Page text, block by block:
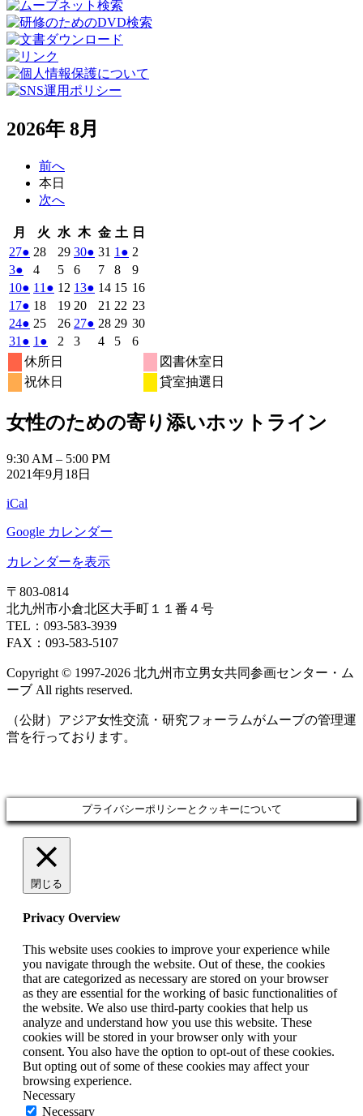
2026年 8月
前へ
本日
次へ
月
曜
日
火 火
曜
日
水 水
曜
日
木木
曜
日
金金
曜
日
土 土
曜
日
日
272026
年
7
月
27
日
● (1
件
の
イ
ベ
ン
ト)
282026
7
月
日
292026
年
7
月
29
日
302026
7
月
30
日
● (1
件
の
イ
ベ
ン
31 2026
年
7
月
31
日
1 2026
年
8
月
1
日
● (1
件
の
イ
ベ
ン
ト)
2
年
8
月
2
日
32026
年
8
月
3
日
●
件
の
イ
ベ
ン
ト)
42026
年
8
月
4
日
52026
年
8
月
5
日
62026
年
8
月
6
日
72026
年
8
月
7
日
82026
年
8
月
8
日
92026
年
8
月
9
日
102026
年
8
月
10
日
● (1
件
の
イ
ベ
ン
ト)
11 2026
11
日
● (1
件
の
イ
ベ
ン
ト)
12 2026
年
8
月
12
132026
年
8
月
● (1
件
の
イ
142026
年
8
月
14
152026
年
8
月
15
162026
8
16
172026
年
8
月
17
日
● (1
件
の
イ
ベ
ン
182026
月
18
日
192026
年
8
202026
年
21 2026
年
8
22 2026
年
232026
年
月
242026
年
8
月
24
● (1
件
の
イ
ベ
ト)
252026
年
8
月
25
262026
年
272026
● (1
件
ト)
282026
年
292026
年
302026
8
月
31 2026
年
8
月
日
● (1
件
の
イ
ン
1 2026
年
9
月
日
●
件
の
イ
ン
2 2026
日
32026
日
42026
日
52026
日
62026
年
9
日
休所日
図書休室日
祝休日
貸室抽選日
女性のための寄り添いホットライン
女
性
た
め
寄
添
い
ホ
ッ
ラ
ン
9:30 AM – 5:00 PM
2021年9月18日
iCal
Google カレンダー
カレンダーを表示
〒803‐0814
北九州市小倉北区大手町１１番４号
TEL：093‐583‐3939
FAX：093‐583‐5107
Copyright © 1997‐2026 北九州市立男女共同参画センター・ム
ーブ All rights reserved.
（公財）アジア女性交流・研究フォーラムがムーブの管理運
営を行っております。
プライバシーポリシーとクッキーについて
閉じる
Privacy Overview
This website uses cookies to improve your experience while
you navigate through the website. Out of these, the cookies
that are categorized as necessary are stored on your browser
as they are essential for the working of basic functionalities of
the website. We also use third-party cookies that help us
analyze and understand how you use this website. These
cookies will be stored in your browser only with your
consent. You also have the option to opt-out of these cookies.
But opting out of some of these cookies may affect your
browsing experience.
Necessary
Necessary